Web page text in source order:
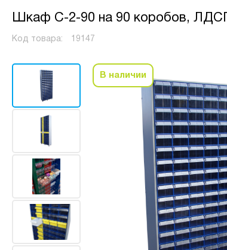
Шкаф С-2-90 на 90 коробов, ЛДСП
Код товара: 19147
В наличии